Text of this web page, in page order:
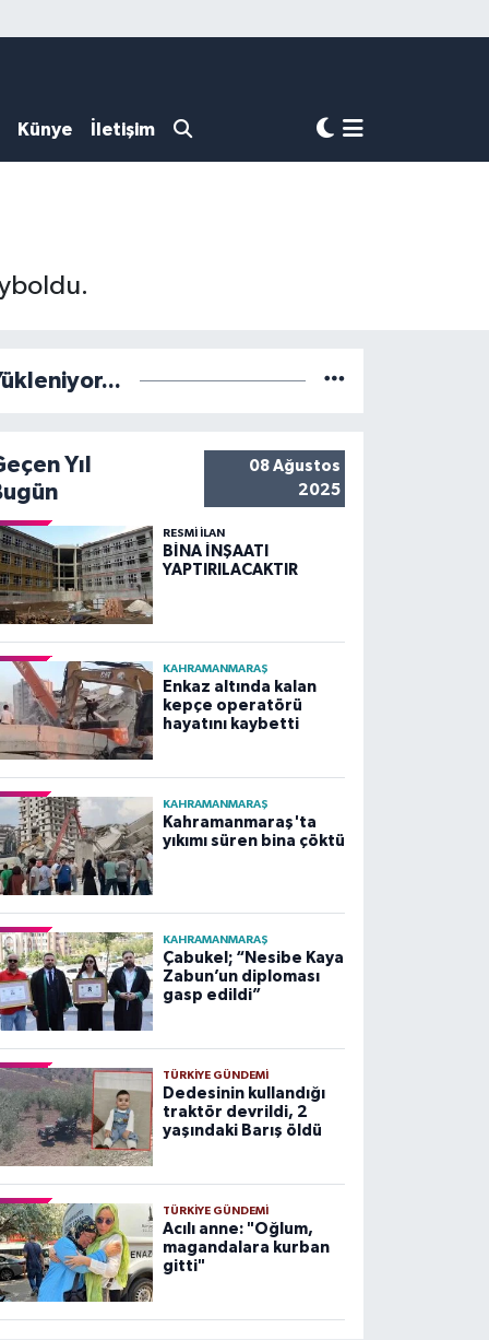
Künye İletişim
Yıl
08 Ağustos
2025
RESMİ İLAN
BİNA İNŞAATI
YAPTIRILACAKTIR
KAHRAMANMARAŞ
Enkaz altında kalan
kepçe operatörü
hayatını kaybetti
KAHRAMANMARAŞ
Kahramanmaraş'ta
yıkımı süren bina çöktü
KAHRAMANMARAŞ
Çabukel; “Nesibe Kaya
Zabun’un diploması
gasp edildi”
TÜRKIYE GÜNDEMI
Dedesinin kullandığı
traktör devrildi, 2
yaşındaki Barış öldü
TÜRKIYE GÜNDEMI
Acılı anne: "Oğlum,
magandalara kurban
gitti"